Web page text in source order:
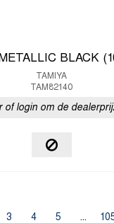
BLACK
TAMIYA
TAM82140
of login om de
3 4 5 ...